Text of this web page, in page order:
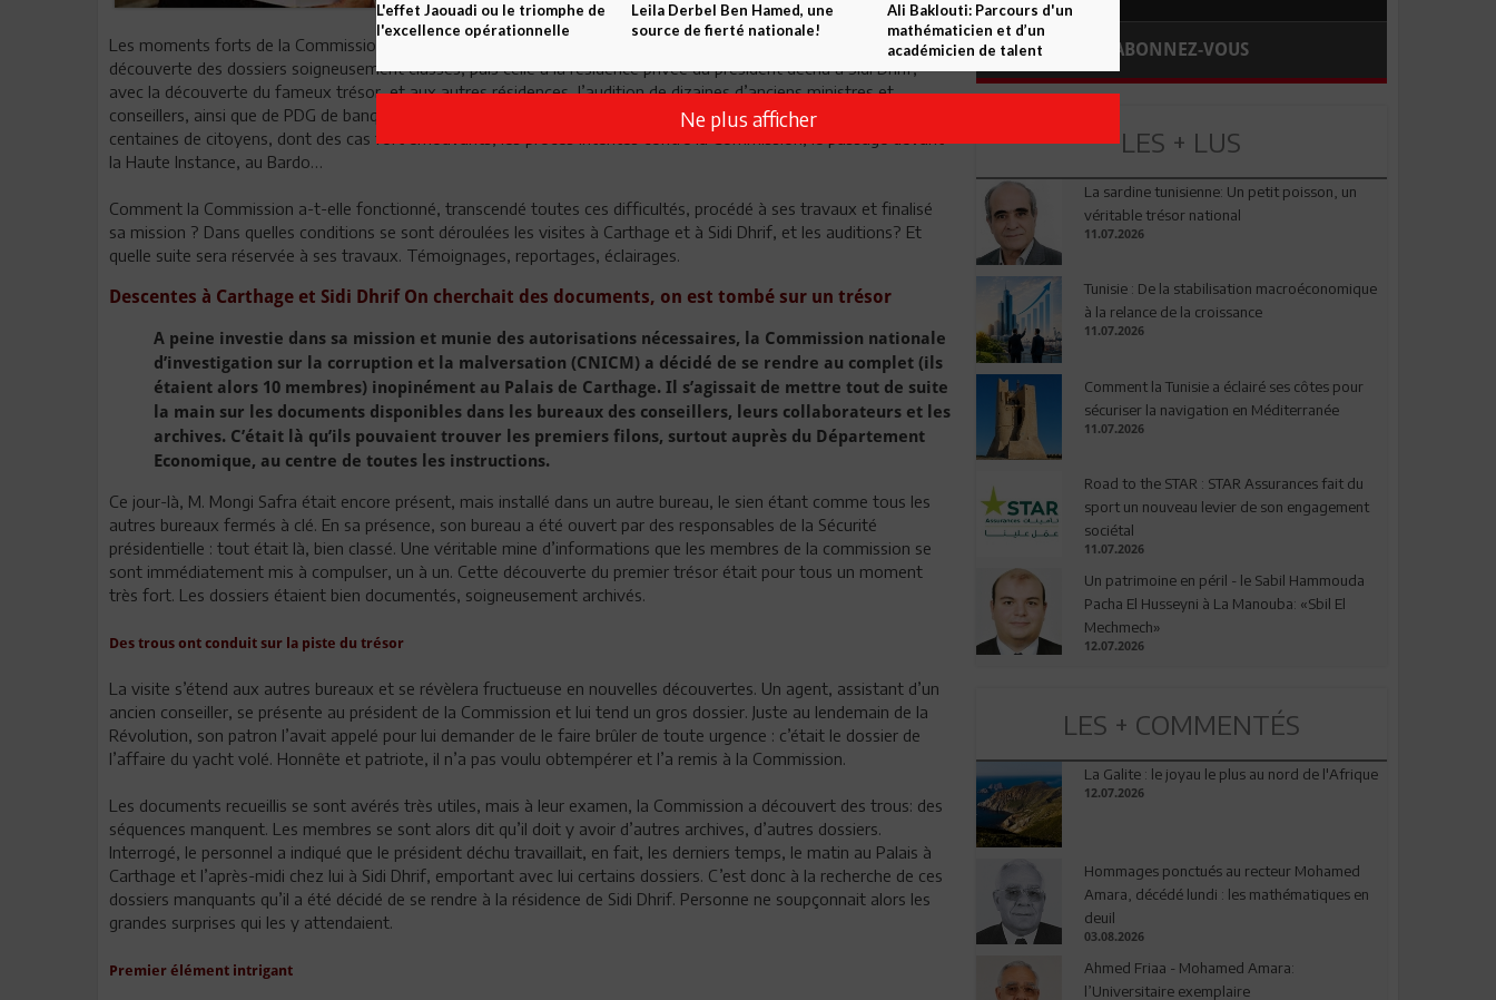
Les moments forts de la Commission étaient nombreux. La première visite aux bureaux du Palais de Carthage et la
découverte des dossiers soigneusement classés, puis celle à la résidence privée du président déchu à Sidi Dhrif,
avec la découverte du fameux trésor, et aux autres résidences, l’audition de dizaines d’anciens ministres et
conseillers, ainsi que de PDG de banques et d’entreprises publiques, d’hommes d’affaires et autres, l’accueil de
centaines de citoyens, dont des cas fort émouvants, les procès intentés contre la Commission, le passage devant
la Haute Instance, au Bardo…
Comment la Commission a-t-elle fonctionné, transcendé toutes ces difficultés, procédé à ses travaux et finalisé
sa mission ? Dans quelles conditions se sont déroulées les visites à Carthage et à Sidi Dhrif, et les auditions? Et
quelle suite sera réservée à ses travaux. Témoignages, reportages, éclairages.
Descentes à Carthage et Sidi Dhrif On cherchait des documents, on est tombé sur un trésor
A peine investie dans sa mission et munie des autorisations nécessaires, la Commission nationale
d’investigation sur la corruption et la malversation (CNICM) a décidé de se rendre au complet (ils
étaient alors 10 membres) inopinément au Palais de Carthage. Il s’agissait de mettre tout de suite
la main sur les documents disponibles dans les bureaux des conseillers, leurs collaborateurs et les
archives. C’était là qu’ils pouvaient trouver les premiers filons, surtout auprès du Département
Economique, au centre de toutes les instructions.
Ce jour-là, M. Mongi Safra était encore présent, mais installé dans un autre bureau, le sien étant comme tous les
autres bureaux fermés à clé. En sa présence, son bureau a été ouvert par des responsables de la Sécurité
présidentielle : tout était là, bien classé. Une véritable mine d’informations que les membres de la commission se
sont immédiatement mis à compulser, un à un. Cette découverte du premier trésor était pour tous un moment
très fort. Les dossiers étaient bien documentés, soigneusement archivés.
Des trous ont conduit sur la piste du trésor
La visite s’étend aux autres bureaux et se révèlera fructueuse en nouvelles découvertes. Un agent, assistant d’un
ancien conseiller, se présente au président de la Commission et lui tend un gros dossier. Juste au lendemain de la
Révolution, son patron l’avait appelé pour lui demander de le faire brûler de toute urgence : c’était le dossier de
l’affaire du yacht volé. Honnête et patriote, il n’a pas voulu obtempérer et l’a remis à la Commission.
Les documents recueillis se sont avérés très utiles, mais à leur examen, la Commission a découvert des trous: des
séquences manquent. Les membres se sont alors dit qu’il doit y avoir d’autres archives, d’autres dossiers.
Interrogé, le personnel a indiqué que le président déchu travaillait, en fait, les derniers temps, le matin au Palais à
Carthage et l’après-midi chez lui à Sidi Dhrif, emportant avec lui certains dossiers. C’est donc à la recherche de ces
dossiers manquants qu’il a été décidé de se rendre à la résidence de Sidi Dhrif. Personne ne soupçonnait alors les
grandes surprises qui les y attendaient.
Premier élément intrigant
ABONNEZ-VOUS
LES + LUS
La sardine tunisienne: Un petit poisson, un
véritable trésor national
11.07.2026
Tunisie : De la stabilisation macroéconomique
à la relance de la croissance
11.07.2026
Comment la Tunisie a éclairé ses côtes pour
sécuriser la navigation en Méditerranée
11.07.2026
Road to the STAR : STAR Assurances fait du
sport un nouveau levier de son engagement
sociétal
11.07.2026
Un patrimoine en péril - le Sabil Hammouda
Pacha El Husseyni à La Manouba: «Sbil El
Mechmech»
12.07.2026
LES + COMMENTÉS
La Galite : le joyau le plus au nord de l'Afrique
12.07.2026
Hommages ponctués au recteur Mohamed
Amara, décédé lundi : les mathématiques en
deuil
03.08.2026
Ahmed Friaa - Mohamed Amara:
l’Universitaire exemplaire
L'effet Jaouadi ou le triomphe de
l'excellence opérationnelle
Leila Derbel Ben Hamed, une
source de fierté nationale!
Ali Baklouti: Parcours d'un
mathématicien et d’un
académicien de talent
Ne plus afficher